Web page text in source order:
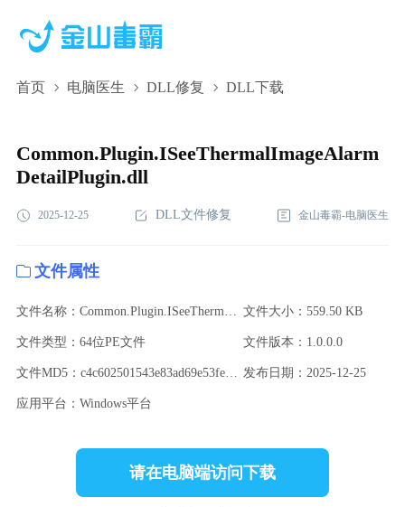
首页 电脑医生 DLL修复 DLL下载
Common.Plugin.ISeeThermalImageAlarm
DetailPlugin.dll
2025-12-25 DLL文件修复 金山毒霸-电脑医生
文件属性
文件名称：Common.Plugin.ISeeThermalImageAlarmDetailPlugin.dll 文件大小：559.50 KB
文件类型：64位PE文件 文件版本：1.0.0.0
文件MD5：c4c602501543e83ad69e53fea8aed89b 发布日期：2025-12-25
应用平台：Windows平台
请在电脑端访问下载